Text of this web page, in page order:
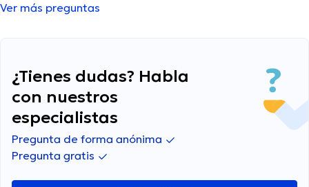
Ver más preguntas
¿Tienes dudas? Habla
con nuestros
especialistas
Pregunta de forma anónima
Pregunta gratis